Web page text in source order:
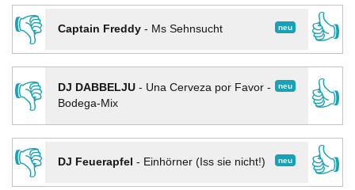
👎
neu
Captain Freddy- Ms Sehnsucht
👍
👎
neu
DJ DABBELJU- Una Cerveza por Favor -
Bodega-Mix
👍
👎
neu
DJ Feuerapfel - Einhörner (Iss sie nicht!)
👍